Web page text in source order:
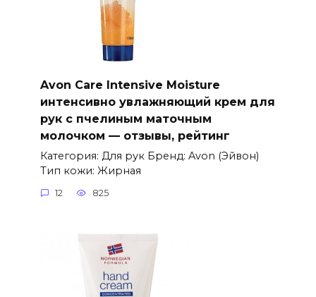
Avon Care Intensive Moisture
интенсивно увлажняющий крем для
рук с пчелиным маточным
молочком — отзывы, рейтинг
Категория: Для рук Бренд: Avon (Эйвон)
Тип кожи: Жирная
12 825